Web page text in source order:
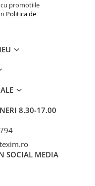
promotiile
Politica de
8.30-17.00
SOCIAL MEDIA